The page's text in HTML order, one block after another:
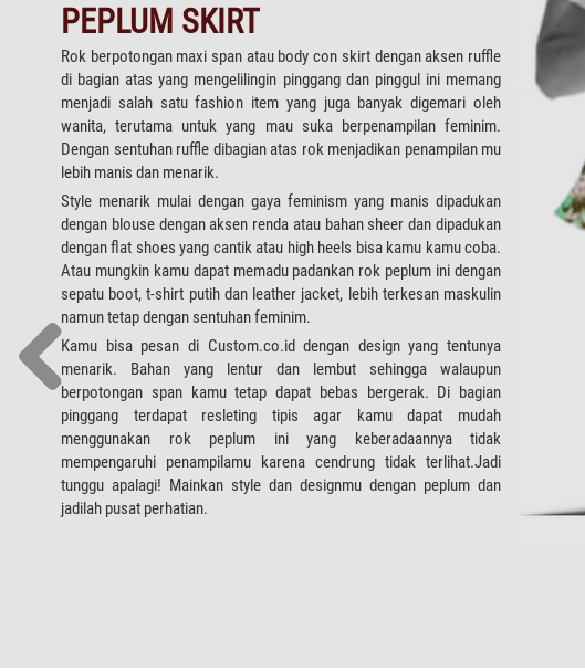
PEPLUM SKIRT
Rok berpotongan maxi span atau body con skirt dengan aksen ruffle
di bagian atas yang mengelilingin pinggang dan pinggul ini memang
menjadi salah satu fashion item yang juga banyak digemari oleh
wanita, terutama untuk yang mau suka berpenampilan feminim.
Dengan sentuhan ruffle dibagian atas rok menjadikan penampilan mu
lebih manis dan menarik.
Style menarik mulai dengan gaya feminism yang manis dipadukan
dengan blouse dengan aksen renda atau bahan sheer dan dipadukan
dengan flat shoes yang cantik atau high heels bisa kamu kamu coba.
Atau mungkin kamu dapat memadu padankan rok peplum ini dengan
sepatu boot, t-shirt putih dan leather jacket, lebih terkesan maskulin
namun tetap dengan sentuhan feminim.
Kamu bisa pesan di Custom.co.id dengan design yang tentunya
menarik. Bahan yang lentur dan lembut sehingga walaupun
berpotongan span kamu tetap dapat bebas bergerak. Di bagian
pinggang terdapat resleting tipis agar kamu dapat mudah
menggunakan rok peplum ini yang keberadaannya tidak
mempengaruhi penampilamu karena cendrung tidak terlihat.Jadi
tunggu apalagi! Mainkan style dan designmu dengan peplum dan
jadilah pusat perhatian.